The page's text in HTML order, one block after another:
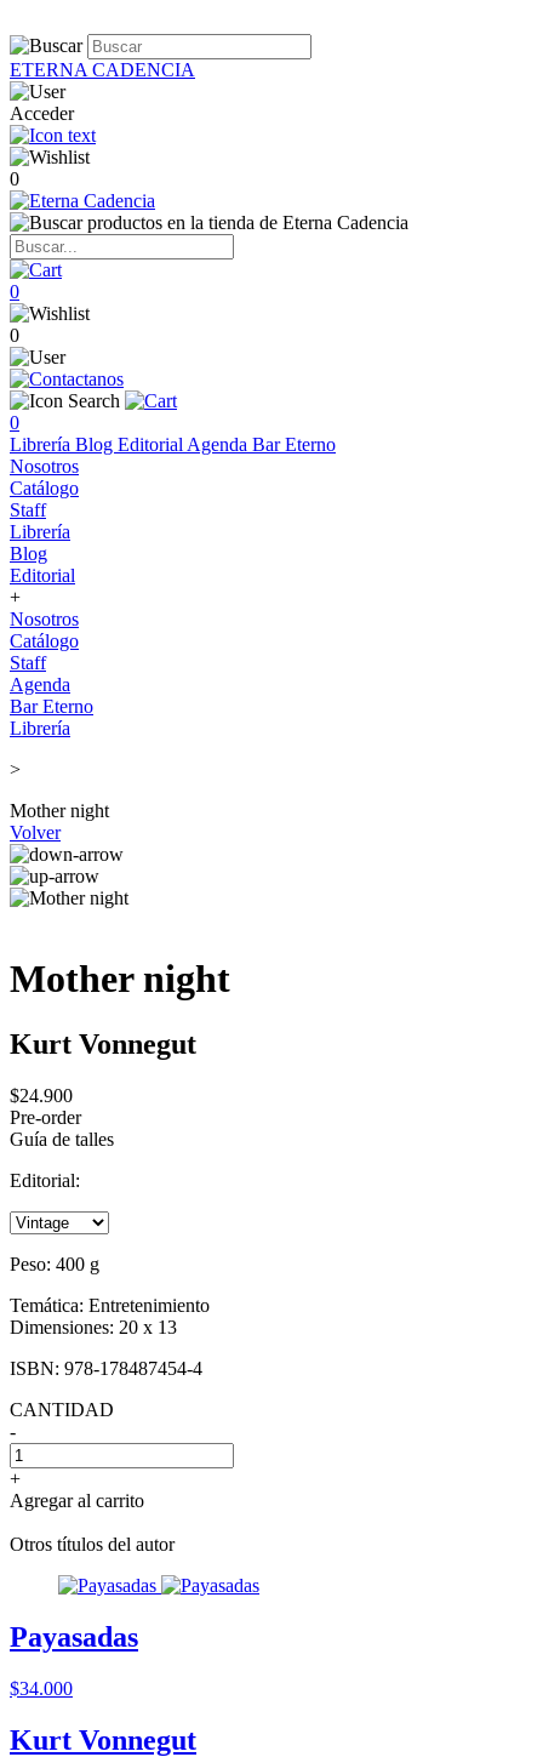
ETERNA CADENCIA
Acceder
0
0
0
0
Librería Blog Editorial Agenda Bar Eterno
Nosotros
Catálogo
Staff
Librería
Blog
Editorial
+
Nosotros
Catálogo
Staff
Agenda
Bar Eterno
Librería
>
Mother night
Volver
Mother night
Kurt Vonnegut
$24.900
Pre-order
Guía de talles
Editorial:
Peso: 400 g
Temática: Entretenimiento
Dimensiones: 20 x 13
ISBN: 978-178487454-4
CANTIDAD
-
+
Agregar al carrito
Otros títulos del autor
Payasadas
$34.000
Kurt Vonnegut